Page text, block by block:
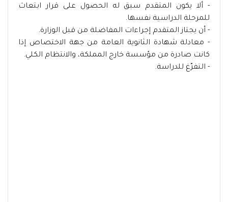
- ألا يكون المتقدم سبق له الحصول على قرار ابتعاث
للمرحلة الدراسية نفسها.
- أن يجتاز المتقدم إجراءات المفاضلة من قبل الوزارة.
- معادلة شهادة الثانوية العامة من جهة الاختصاص إذا
كانت صادرة من مؤسسة خارج المملكة، والانتظام الكلي.
- التفرّغ للدراسة.